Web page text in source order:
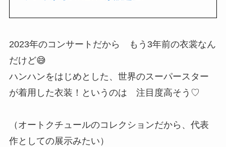
2023年のコンサートだから もう3年前の衣裳なん
だけど😅
ハンハンをはじめとした、世界のスーパースター
が着用した衣装！というのは 注目度高そう♡
（オートクチュールのコレクションだから、代表
作としての展示みたい）